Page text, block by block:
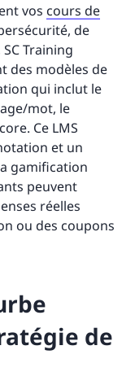
vos cours de
de
SC Training
des modèles de
qui inclut le
mot, le
Ce LMS
et un
gamification
peuvent
réelles
ou des coupons
de